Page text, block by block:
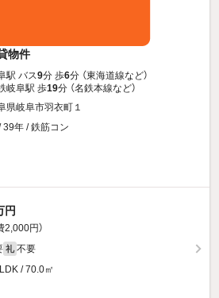
物件
駅 バス9分 歩6分 （東海道線など）
岐阜駅 歩19分 （名鉄本線など）
県岐阜市羽衣町１
39年 / 鉄筋コン
円
2,000円）
礼 不要
/ 70.0㎡